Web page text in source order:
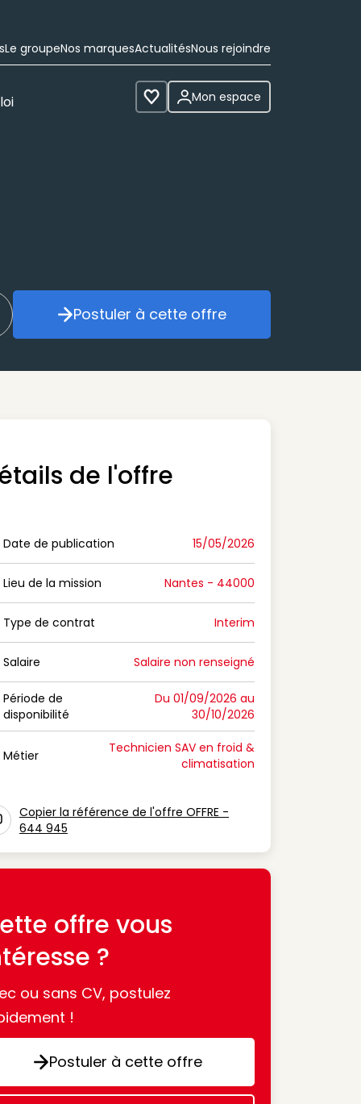
Le groupeNos marquesActualitésNous rejoindre
Voir les favoris
Mon espace
mon alerte Postuler à cette offre
Postuler à cette offre
de l'offre
Date de publication
Date de publication 15/05/2026
Lieu de la mission
Lieu de la mission Nantes - 44000
Type de contrat
Type de contrat Interim
Salaire
Salaire Salaire non renseigné
Période de disponibilité
Période de
disponibilité
Du 01/09/2026 au
30/10/2026
Métier
Technicien SAV en froid &
climatisation
copy to clipboard
Copier la référence de l'offre OFFRE -
644 945
offre vous
?
ou sans CV, postulez
!
Postuler à cette offre
Postuler à cette offre